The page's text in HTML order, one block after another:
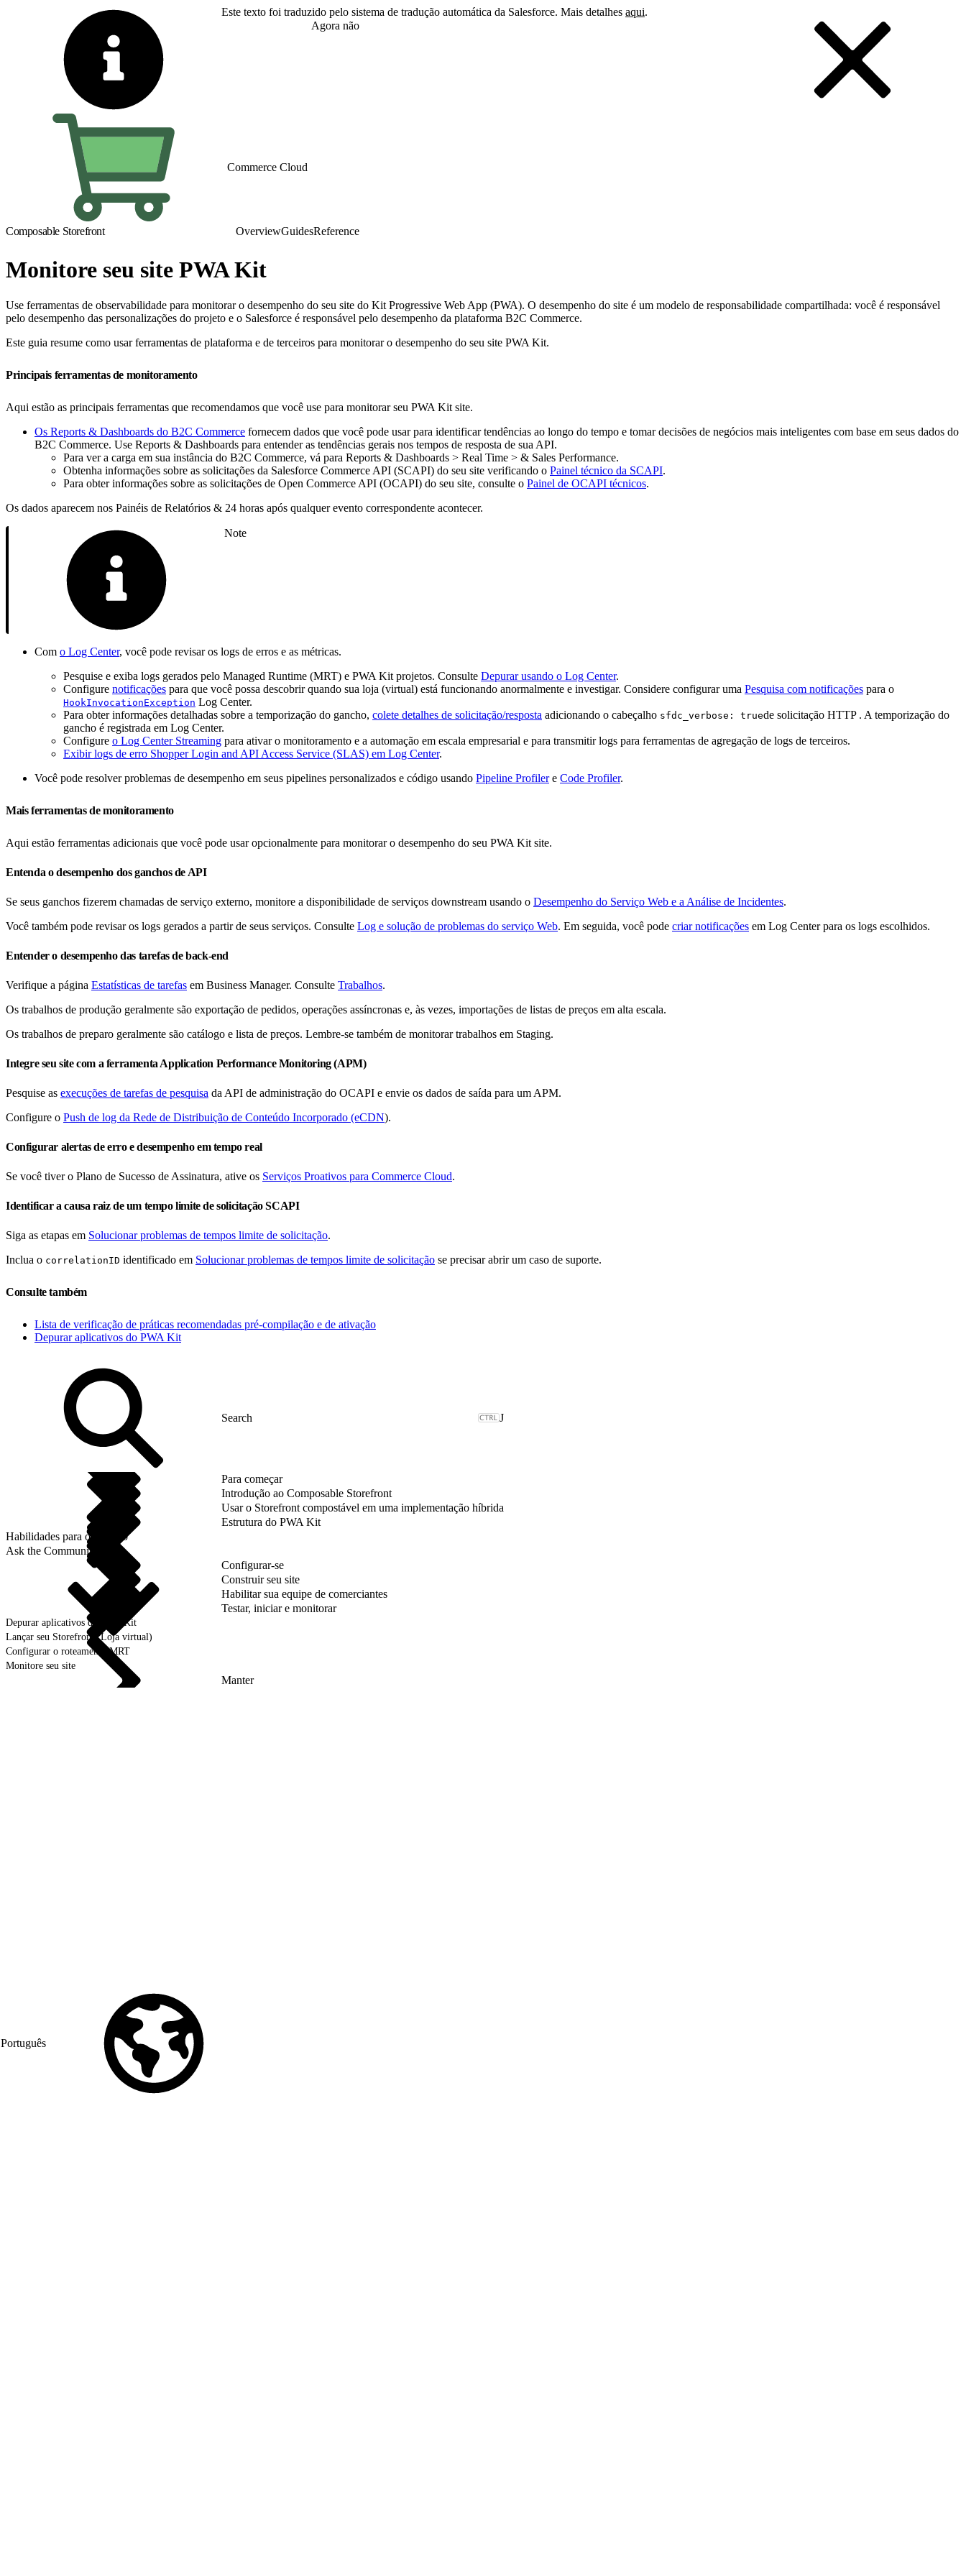
Este texto foi traduzido pelo sistema de tradução automática da Salesforce. Mais detalhes aqui.
Agora não
Commerce Cloud
Composable Storefront OverviewGuidesReference
Monitore seu site PWA Kit
Use ferramentas de observabilidade para monitorar o desempenho do seu site do Kit Progressive Web App (PWA). O desempenho do site é um modelo de responsabilidade compartilhada: você é responsável
pelo desempenho das personalizações do projeto e o Salesforce é responsável pelo desempenho da plataforma B2C Commerce.
Este guia resume como usar ferramentas de plataforma e de terceiros para monitorar o desempenho do seu site PWA Kit.
Principais ferramentas de monitoramento
Aqui estão as principais ferramentas que recomendamos que você use para monitorar seu PWA Kit site.
Os Reports & Dashboards do B2C Commerce fornecem dados que você pode usar para identificar tendências ao longo do tempo e tomar decisões de negócios mais inteligentes com base em seus dados do
B2C Commerce. Use Reports & Dashboards para entender as tendências gerais nos tempos de resposta de sua API.
Para ver a carga em sua instância do B2C Commerce, vá para Reports & Dashboards > Real Time > & Sales Performance.
Obtenha informações sobre as solicitações da Salesforce Commerce API (SCAPI) do seu site verificando o Painel técnico da SCAPI.
Para obter informações sobre as solicitações de Open Commerce API (OCAPI) do seu site, consulte o Painel de OCAPI técnicos.
Os dados aparecem nos Painéis de Relatórios & 24 horas após qualquer evento correspondente acontecer.
Note
Com o Log Center, você pode revisar os logs de erros e as métricas.
Pesquise e exiba logs gerados pelo Managed Runtime (MRT) e PWA Kit projetos. Consulte Depurar usando o Log Center.
Configure notificações para que você possa descobrir quando sua loja (virtual) está funcionando anormalmente e investigar. Considere configurar uma Pesquisa com notificações para o
HookInvocationException Log Center.
Para obter informações detalhadas sobre a temporização do gancho, colete detalhes de solicitação/resposta adicionando o cabeçalho sfdc_verbose: truede solicitação HTTP . A temporização do
gancho é registrada em Log Center.
Configure o Log Center Streaming para ativar o monitoramento e a automação em escala empresarial e para transmitir logs para ferramentas de agregação de logs de terceiros.
Exibir logs de erro Shopper Login and API Access Service (SLAS) em Log Center.
Você pode resolver problemas de desempenho em seus pipelines personalizados e código usando Pipeline Profilere Code Profiler.
Mais ferramentas de monitoramento
Aqui estão ferramentas adicionais que você pode usar opcionalmente para monitorar o desempenho do seu PWA Kit site.
Entenda o desempenho dos ganchos de API
Se seus ganchos fizerem chamadas de serviço externo, monitore a disponibilidade de serviços downstream usando o Desempenho do Serviço Web e a Análise de Incidentes.
Você também pode revisar os logs gerados a partir de seus serviços. Consulte Log e solução de problemas do serviço Web. Em seguida, você pode criar notificações em Log Center para os logs escolhidos.
Entender o desempenho das tarefas de back-end
Verifique a página Estatísticas de tarefas em Business Manager. Consulte Trabalhos.
Os trabalhos de produção geralmente são exportação de pedidos, operações assíncronas e, às vezes, importações de listas de preços em alta escala.
Os trabalhos de preparo geralmente são catálogo e lista de preços. Lembre-se também de monitorar trabalhos em Staging.
Integre seu site com a ferramenta Application Performance Monitoring (APM)
Pesquise as execuções de tarefas de pesquisa da API de administração do OCAPI e envie os dados de saída para um APM.
Configure o Push de log da Rede de Distribuição de Conteúdo Incorporado (eCDN).
Configurar alertas de erro e desempenho em tempo real
Se você tiver o Plano de Sucesso de Assinatura, ative os Serviços Proativos para Commerce Cloud.
Identificar a causa raiz de um tempo limite de solicitação SCAPI
Siga as etapas em Solucionar problemas de tempos limite de solicitação.
Inclua o correlationID identificado em Solucionar problemas de tempos limite de solicitação se precisar abrir um caso de suporte.
Consulte também
Lista de verificação de práticas recomendadas pré-compilação e de ativação
Depurar aplicativos do PWA Kit
J
Para começar
Introdução ao Composable Storefront
Usar o Storefront compostável em uma implementação híbrida
Estrutura do PWA Kit
Habilidades para o sucesso
Ask the Community
Configurar-se
Construir seu site
Habilitar sua equipe de comerciantes
Testar, iniciar e monitorar
Depurar aplicativos do PWA Kit
Lançar seu Storefront (Loja virtual)
Configurar o roteamento MRT
Monitore seu site
Manter
Português